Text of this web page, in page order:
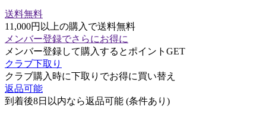
送料無料
11,000円以上の購入で送料無料
メンバー登録でさらにお得に
メンバー登録して購入するとポイントGET
クラブ下取り
クラブ購入時に下取りでお得に買い替え
返品可能
到着後8日以内なら返品可能 (条件あり)